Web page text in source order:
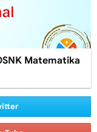
Matematika